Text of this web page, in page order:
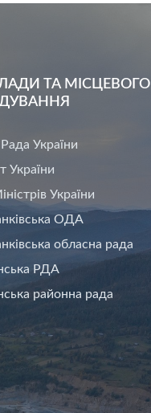
ТА МІСЦЕВОГО
України
України
України
ОДА
обласна рада
РДА
районна рада